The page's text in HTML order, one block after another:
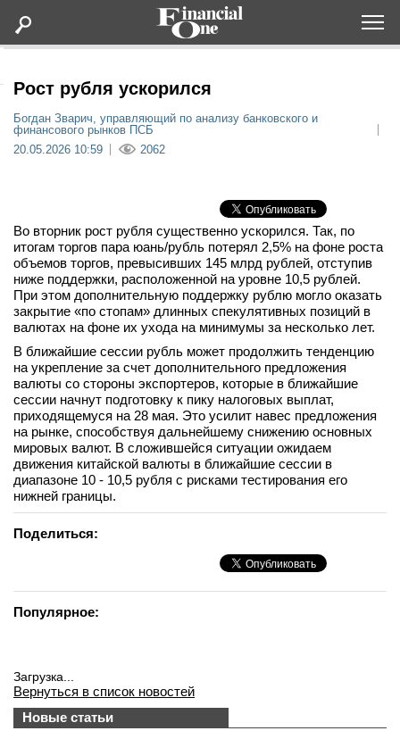
Статьи
Lifestyle
Мероприятия
Новости
Интервью
вконтакте
телеграм
Стать автором
Вход
Рост рубля ускорился
Богдан Зварич, управляющий по анализу банковского и
финансового рынков ПСБ
20.05.2026 10:59
2062
Во вторник рост рубля существенно ускорился. Так, по
итогам торгов пара юань/рубль потерял 2,5% на фоне роста
объемов торгов, превысивших 145 млрд рублей, отступив
ниже поддержки, расположенной на уровне 10,5 рублей.
При этом дополнительную поддержку рублю могло оказать
закрытие «по стопам» длинных спекулятивных позиций в
валютах на фоне их ухода на минимумы за несколько лет.
В ближайшие сессии рубль может продолжить тенденцию
на укрепление за счет дополнительного предложения
валюты со стороны экспортеров, которые в ближайшие
сессии начнут подготовку к пику налоговых выплат,
приходящемуся на 28 мая. Это усилит навес предложения
на рынке, способствуя дальнейшему снижению основных
мировых валют. В сложившейся ситуации ожидаем
движения китайской валюты в ближайшие сессии в
диапазоне 10 - 10,5 рубля с рисками тестирования его
нижней границы.
Поделиться:
Популярное:
Загрузка...
Вернуться в список новостей
Новые статьи